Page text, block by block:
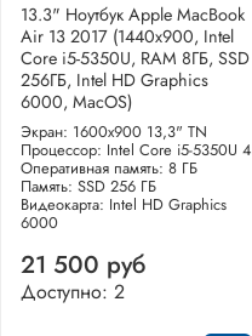
13.3" Ноутбук Apple MacBook
Air 13 2017 (1440x900, Intel
Core i5-5350U, RAM 8ГБ, SSD
256ГБ, Intel HD Graphics
6000, MacOS)
Экран: 1600x900 13,3" TN
Процессор: Intel Core i5-5350U 4
Оперативная память: 8 ГБ
Память: SSD 256 ГБ
Видеокарта: Intel HD Graphics
6000
21 500 руб
Доступно: 2